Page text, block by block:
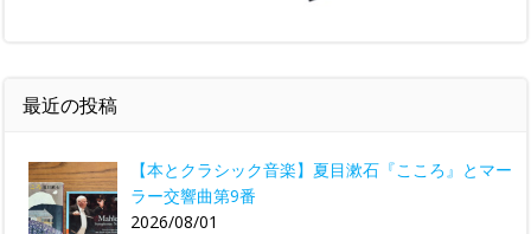
最近の投稿
【本とクラシック音楽】夏目漱石『こころ』とマー
ラー交響曲第9番
2026/08/01